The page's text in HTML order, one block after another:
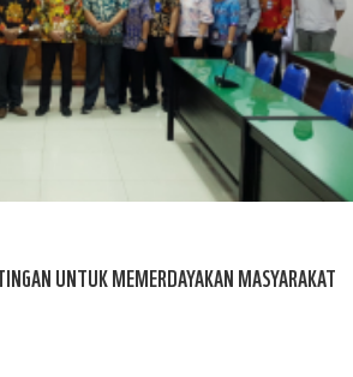
UNTUK MEMERDAYAKAN MASYARAKAT